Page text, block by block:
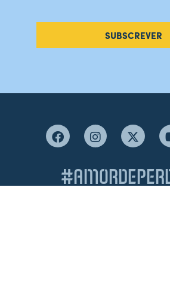
SUBSCREVER